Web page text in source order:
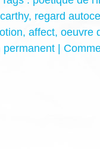
, regard
, affect, oeuvre
permanent